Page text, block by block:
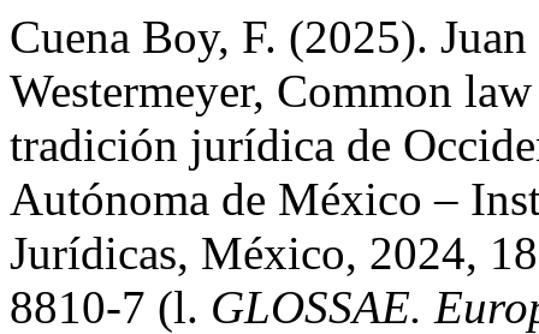
Cuena Boy, F. (2025).
Westermeyer, Common
tradición jurídica de
Autónoma de México –
Jurídicas, México, 2024,
8810-7 (l. GLOSSAE.